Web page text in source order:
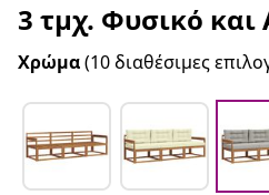
3 τμχ. Φυσικό και
Χρώμα(10 διαθέσιμες